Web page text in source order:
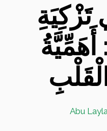
أَهَمِّيَّةُ
Abu